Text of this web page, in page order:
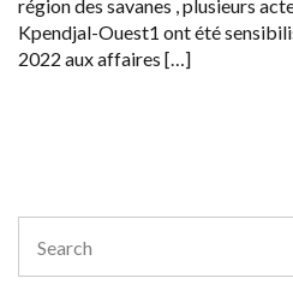
région des savanes , plusieurs
Kpendjal-Ouest1 ont été
2022 aux affaires […]
for: